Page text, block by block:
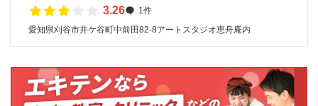
3.26
1件
愛知県刈谷市井ケ谷町中前田82-8アートスタジオ恵舟庵内